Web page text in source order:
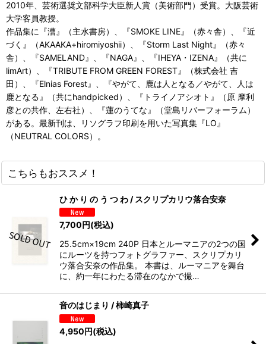
2010年、芸術選奨文部科学大臣新人賞（美術部門）受賞。大阪芸術
大学客員教授。
作品集に『漕』（主水書房）、『SMOKE LINE』（赤々舎）、『近
づく』（AKAAKA+hiromiyoshii）、『Storm Last Night』（赤々
舎）、『SAMELAND』、『NAGA』、『IHEYA・IZENA』（共に
limArt）、『TRIBUTE FROM GREEN FOREST』（株式会社 吉
田）、『Elnias Forest』、『やがて、鹿は人となる／やがて、人は
鹿となる』（共にhandpicked）、『トライノアシオト』（原 摩利
彦との共作、左右社）、『蓮のうてな』（堂島リバーフォーラム）
がある。最新刊は、リソグラフ印刷を用いた写真集『LO』
（NEUTRAL COLORS）。
こちらもおススメ！
ひ か り の う つ わ / スクリプカリウ落合安奈
7,700円(税込)
25.5cm×19cm 240P 日本とルーマニアの2つの国
にルーツを持つフォトグラファー、スクリプカリ
ウ落合安奈の作品集。 本書は、ルーマニアを舞台
に、約一年にわたる滞在のなかで撮…
音のはじまり / 柿崎真子
4,950円(税込)